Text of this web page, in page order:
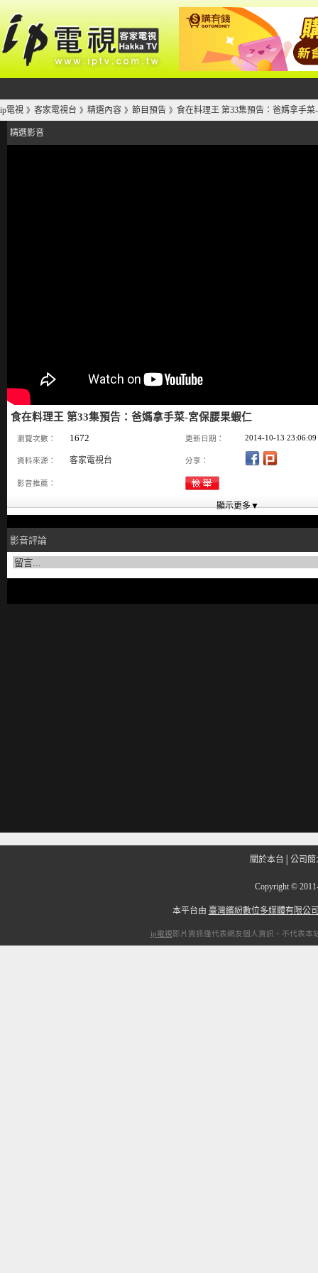
ip電視 》 客家電視台 》 精選內容 》 節目預告 》 食在料理王 第33集預告：爸媽拿手
精選影音
食在料理王 第33集預告：爸媽拿手菜-宮保腰果蝦仁
瀏覽次數： 1672 更新日期： 2014-10-13 23:06:09
資料來源： 客家電視台 分享：
影音推薦：
影音評論
關於本台 公司簡
Copyright ©
本平台由 臺灣繽紛數位多媒體有限公
ip電視影片資訊僅代表網友個人資訊，不代表本